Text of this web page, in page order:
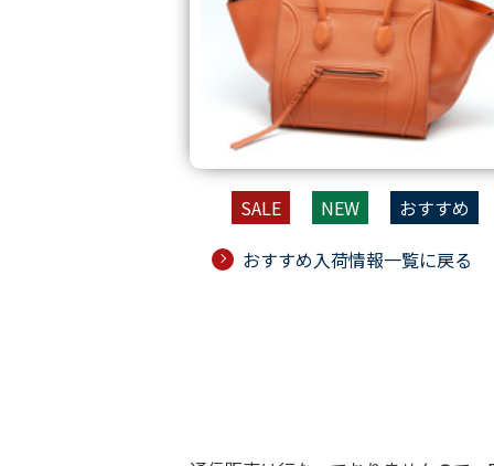
SALE NEW
おすすめ
おすすめ入荷情報一覧に戻る